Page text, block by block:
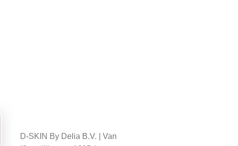
D-SKIN By Delia B.V. | Van